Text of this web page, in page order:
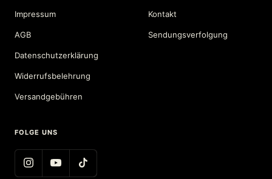
Impressum
AGB
Datenschutzerklärung
Widerrufsbelehrung
Versandgebühren
Kontakt
Sendungsverfolgung
FOLGE UNS